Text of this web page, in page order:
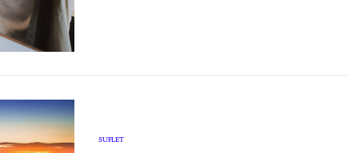
SUFLET